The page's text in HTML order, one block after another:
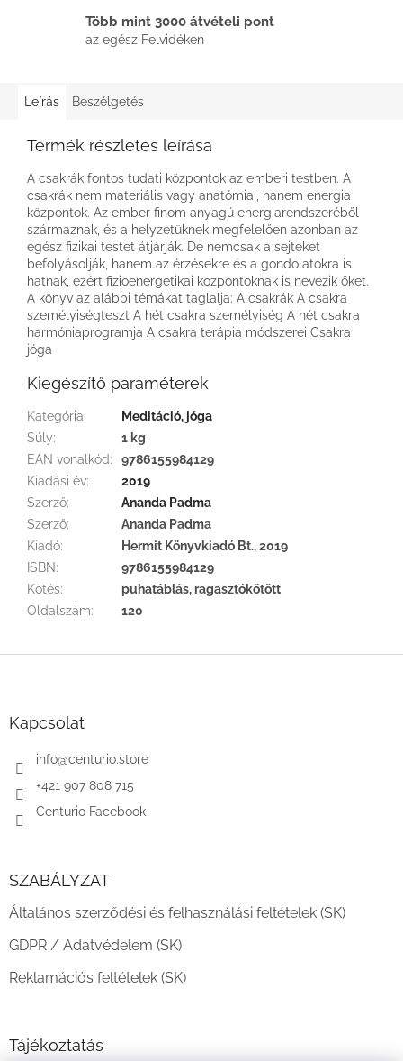
Több mint 3000 átvételi pont
az egész Felvidéken
Leírás Beszélgetés
Termék részletes leírása
A csakrák fontos tudati központok az emberi testben. A
csakrák nem materiális vagy anatómiai, hanem energia
központok. Az ember finom anyagú energiarendszeréből
származnak, és a helyzetüknek megfelelően azonban az
egész fizikai testet átjárják. De nemcsak a sejteket
befolyásolják, hanem az érzésekre és a gondolatokra is
hatnak, ezért fizioenergetikai központoknak is nevezik őket.
A könyv az alábbi témákat taglalja: A csakrák A csakra
személyiségteszt A hét csakra személyiség A hét csakra
harmóniaprogramja A csakra terápia módszerei Csakra
jóga
Kiegészítő paraméterek
Kategória:
Meditáció, jóga
Súly:
1 kg
EAN vonalkód:
9786155984129
Kiadási év:
2019
Szerző:
Ananda Padma
Szerző:
Ananda Padma
Kiadó:
Hermit Könyvkiadó Bt., 2019
ISBN:
9786155984129
Kötés:
puhatáblás, ragasztókötött
Oldalszám: 120
Kapcsolat
info@centurio.store
+421 907 808 715
Centurio Facebook
SZABÁLYZAT
Általános szerződési és felhasználási feltételek (SK)
GDPR / Adatvédelem (SK)
Reklamációs feltételek (SK)
Tájékoztatás